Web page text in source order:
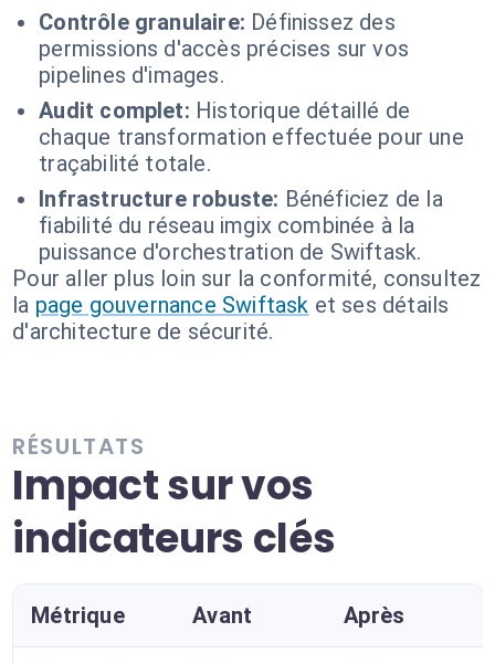
Contrôle granulaire: Définissez des
permissions d'accès précises sur vos
pipelines d'images.
Audit complet: Historique détaillé de
chaque transformation effectuée pour une
traçabilité totale.
Infrastructure robuste: Bénéficiez de la
fiabilité du réseau imgix combinée à la
puissance d'orchestration de Swiftask.
Pour aller plus loin sur la conformité, consultez
la page gouvernance Swiftask et ses détails
d'architecture de sécurité.
RÉSULTATS
Impact sur vos
indicateurs clés
Métrique Avant Après